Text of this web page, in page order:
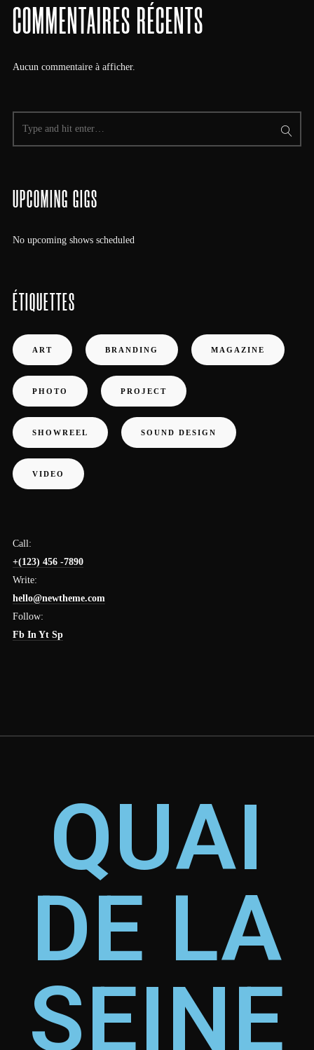
COMMENTAIRES RÉCENTS
Aucun commentaire à afficher.
UPCOMING GIGS
No upcoming shows scheduled
ÉTIQUETTES
ART BRANDING MAGAZINE
PHOTO PROJECT
SHOWREEL SOUND DESIGN
VIDEO
Call:
+(123) 456 -7890
Write:
hello@newtheme.com
Follow:
Fb In Yt Sp
QUAI
DE LA
SEINE